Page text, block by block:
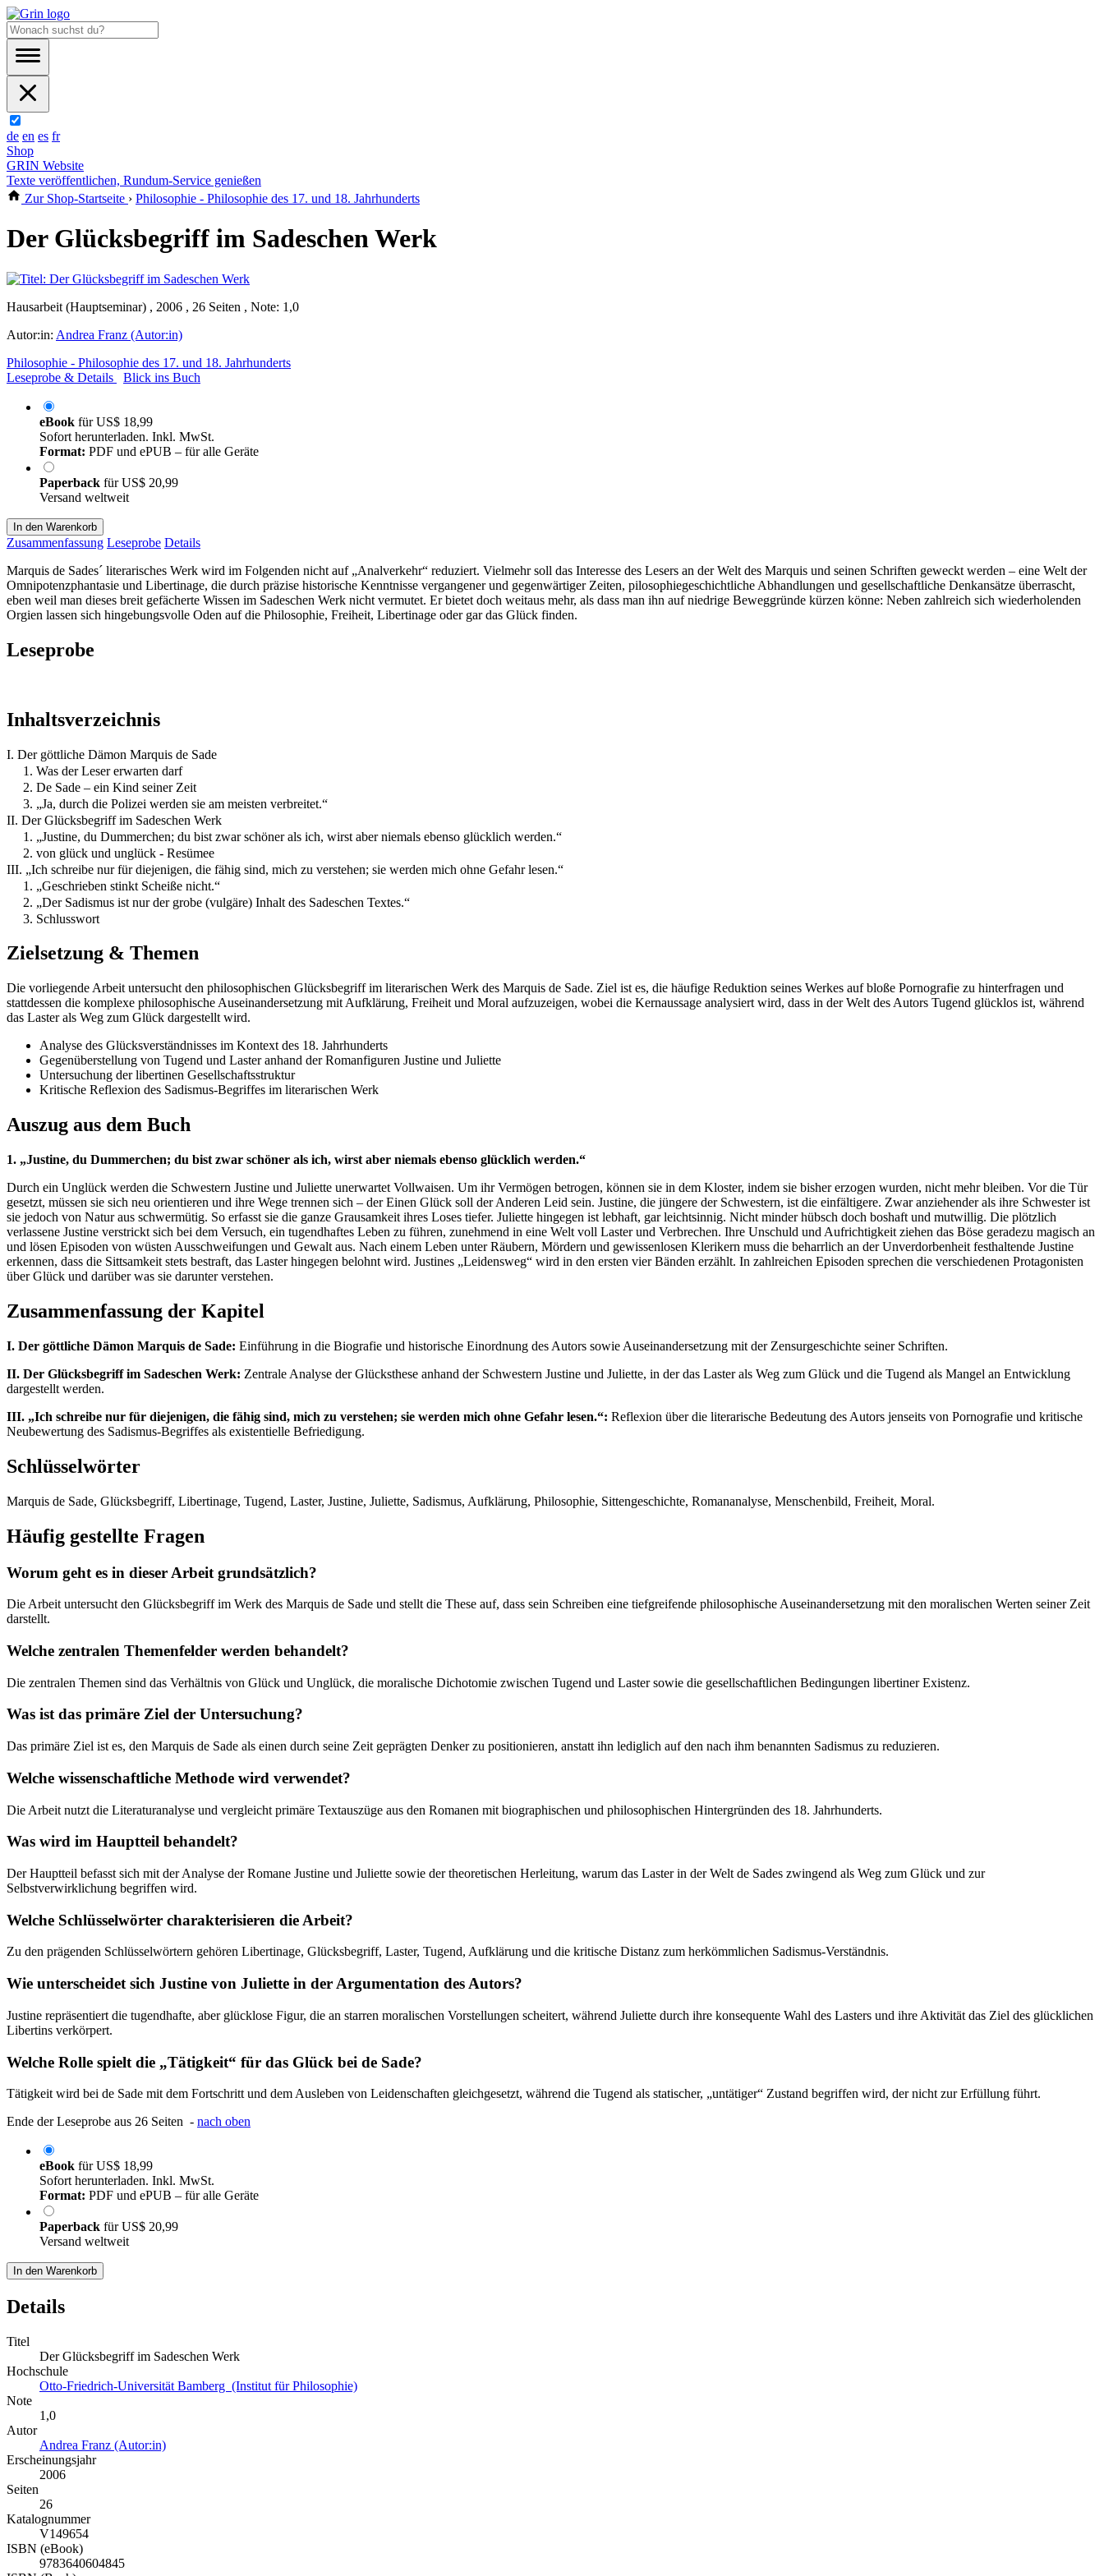
de en es fr
Shop
GRIN Website
Texte veröffentlichen, Rundum-Service genießen
Zur Shop-Startseite › Philosophie - Philosophie des 17. und 18. Jahrhunderts
Der Glücksbegriff im Sadeschen Werk
Hausarbeit (Hauptseminar) , 2006 , 26 Seiten , Note: 1,0
Autor:in: Andrea Franz (Autor:in)
Philosophie - Philosophie des 17. und 18. Jahrhunderts
Leseprobe & Details
Blick ins Buch
eBook fürUS$ 18,99
Sofort herunterladen. Inkl. MwSt.
Format: PDF und ePUB – für alle Geräte
Paperback fürUS$ 20,99
Versand weltweit
In den Warenkorb
Zusammenfassung Leseprobe Details
Marquis de Sades´ literarisches Werk wird im Folgenden nicht auf „Analverkehr“ reduziert. Vielmehr soll das Interesse des Lesers an der Welt des Marquis und seinen Schriften geweckt werden – eine Welt der
Omnipotenzphantasie und Libertinage, die durch präzise historische Kenntnisse vergangener und gegenwärtiger Zeiten, pilosophiegeschichtliche Abhandlungen und gesellschaftliche Denkansätze überrascht,
eben weil man dieses breit gefächerte Wissen im Sadeschen Werk nicht vermutet. Er bietet doch weitaus mehr, als dass man ihn auf niedrige Beweggründe kürzen könne: Neben zahlreich sich wiederholenden
Orgien lassen sich hingebungsvolle Oden auf die Philosophie, Freiheit, Libertinage oder gar das Glück finden.
Leseprobe
Inhaltsverzeichnis
I. Der göttliche Dämon Marquis de Sade
1. Was der Leser erwarten darf
2. De Sade – ein Kind seiner Zeit
3. „Ja, durch die Polizei werden sie am meisten verbreitet.“
II. Der Glücksbegriff im Sadeschen Werk
1. „Justine, du Dummerchen; du bist zwar schöner als ich, wirst aber niemals ebenso glücklich werden.“
2. von glück und unglück - Resümee
III. „Ich schreibe nur für diejenigen, die fähig sind, mich zu verstehen; sie werden mich ohne Gefahr lesen.“
1. „Geschrieben stinkt Scheiße nicht.“
2. „Der Sadismus ist nur der grobe (vulgäre) Inhalt des Sadeschen Textes.“
3. Schlusswort
Zielsetzung & Themen
Die vorliegende Arbeit untersucht den philosophischen Glücksbegriff im literarischen Werk des Marquis de Sade. Ziel ist es, die häufige Reduktion seines Werkes auf bloße Pornografie zu hinterfragen und
stattdessen die komplexe philosophische Auseinandersetzung mit Aufklärung, Freiheit und Moral aufzuzeigen, wobei die Kernaussage analysiert wird, dass in der Welt des Autors Tugend glücklos ist, während
das Laster als Weg zum Glück dargestellt wird.
Analyse des Glücksverständnisses im Kontext des 18. Jahrhunderts
Gegenüberstellung von Tugend und Laster anhand der Romanfiguren Justine und Juliette
Untersuchung der libertinen Gesellschaftsstruktur
Kritische Reflexion des Sadismus-Begriffes im literarischen Werk
Auszug aus dem Buch
1. „Justine, du Dummerchen; du bist zwar schöner als ich, wirst aber niemals ebenso glücklich werden.“
Durch ein Unglück werden die Schwestern Justine und Juliette unerwartet Vollwaisen. Um ihr Vermögen betrogen, können sie in dem Kloster, indem sie bisher erzogen wurden, nicht mehr bleiben. Vor die Tür
gesetzt, müssen sie sich neu orientieren und ihre Wege trennen sich – der Einen Glück soll der Anderen Leid sein. Justine, die jüngere der Schwestern, ist die einfältigere. Zwar anziehender als ihre Schwester ist
sie jedoch von Natur aus schwermütig. So erfasst sie die ganze Grausamkeit ihres Loses tiefer. Juliette hingegen ist lebhaft, gar leichtsinnig. Nicht minder hübsch doch boshaft und mutwillig. Die plötzlich
verlassene Justine verstrickt sich bei dem Versuch, ein tugendhaftes Leben zu führen, zunehmend in eine Welt voll Laster und Verbrechen. Ihre Unschuld und Aufrichtigkeit ziehen das Böse geradezu magisch an
und lösen Episoden von wüsten Ausschweifungen und Gewalt aus. Nach einem Leben unter Räubern, Mördern und gewissenlosen Klerikern muss die beharrlich an der Unverdorbenheit festhaltende Justine
erkennen, dass die Sittsamkeit stets bestraft, das Laster hingegen belohnt wird. Justines „Leidensweg“ wird in den ersten vier Bänden erzählt. In zahlreichen Episoden sprechen die verschiedenen Protagonisten
über Glück und darüber was sie darunter verstehen.
Zusammenfassung der Kapitel
I. Der göttliche Dämon Marquis de Sade: Einführung in die Biografie und historische Einordnung des Autors sowie Auseinandersetzung mit der Zensurgeschichte seiner Schriften.
II. Der Glücksbegriff im Sadeschen Werk: Zentrale Analyse der Glücksthese anhand der Schwestern Justine und Juliette, in der das Laster als Weg zum Glück und die Tugend als Mangel an Entwicklung
dargestellt werden.
III. „Ich schreibe nur für diejenigen, die fähig sind, mich zu verstehen; sie werden mich ohne Gefahr lesen.“: Reflexion über die literarische Bedeutung des Autors jenseits von Pornografie und kritische
Neubewertung des Sadismus-Begriffes als existentielle Befriedigung.
Schlüsselwörter
Marquis de Sade, Glücksbegriff, Libertinage, Tugend, Laster, Justine, Juliette, Sadismus, Aufklärung, Philosophie, Sittengeschichte, Romananalyse, Menschenbild, Freiheit, Moral.
Häufig gestellte Fragen
Worum geht es in dieser Arbeit grundsätzlich?
Die Arbeit untersucht den Glücksbegriff im Werk des Marquis de Sade und stellt die These auf, dass sein Schreiben eine tiefgreifende philosophische Auseinandersetzung mit den moralischen Werten seiner Zeit
darstellt.
Welche zentralen Themenfelder werden behandelt?
Die zentralen Themen sind das Verhältnis von Glück und Unglück, die moralische Dichotomie zwischen Tugend und Laster sowie die gesellschaftlichen Bedingungen libertiner Existenz.
Was ist das primäre Ziel der Untersuchung?
Das primäre Ziel ist es, den Marquis de Sade als einen durch seine Zeit geprägten Denker zu positionieren, anstatt ihn lediglich auf den nach ihm benannten Sadismus zu reduzieren.
Welche wissenschaftliche Methode wird verwendet?
Die Arbeit nutzt die Literaturanalyse und vergleicht primäre Textauszüge aus den Romanen mit biographischen und philosophischen Hintergründen des 18. Jahrhunderts.
Was wird im Hauptteil behandelt?
Der Hauptteil befasst sich mit der Analyse der Romane Justine und Juliette sowie der theoretischen Herleitung, warum das Laster in der Welt de Sades zwingend als Weg zum Glück und zur
Selbstverwirklichung begriffen wird.
Welche Schlüsselwörter charakterisieren die Arbeit?
Zu den prägenden Schlüsselwörtern gehören Libertinage, Glücksbegriff, Laster, Tugend, Aufklärung und die kritische Distanz zum herkömmlichen Sadismus-Verständnis.
Wie unterscheidet sich Justine von Juliette in der Argumentation des Autors?
Justine repräsentiert die tugendhafte, aber glücklose Figur, die an starren moralischen Vorstellungen scheitert, während Juliette durch ihre konsequente Wahl des Lasters und ihre Aktivität das Ziel des glücklichen
Libertins verkörpert.
Welche Rolle spielt die „Tätigkeit“ für das Glück bei de Sade?
Tätigkeit wird bei de Sade mit dem Fortschritt und dem Ausleben von Leidenschaften gleichgesetzt, während die Tugend als statischer, „untätiger“ Zustand begriffen wird, der nicht zur Erfüllung führt.
Ende der Leseprobe aus 26 Seiten - nach oben
eBook fürUS$ 18,99
Sofort herunterladen. Inkl. MwSt.
Format: PDF und ePUB – für alle Geräte
Paperback fürUS$ 20,99
Versand weltweit
In den Warenkorb
Details
Titel
Der Glücksbegriff im Sadeschen Werk
Hochschule
Otto-Friedrich-Universität Bamberg (Institut für Philosophie)
Note
1,0
Autor
Andrea Franz (Autor:in)
Erscheinungsjahr
2006
Seiten
26
Katalognummer
V149654
ISBN (eBook)
9783640604845